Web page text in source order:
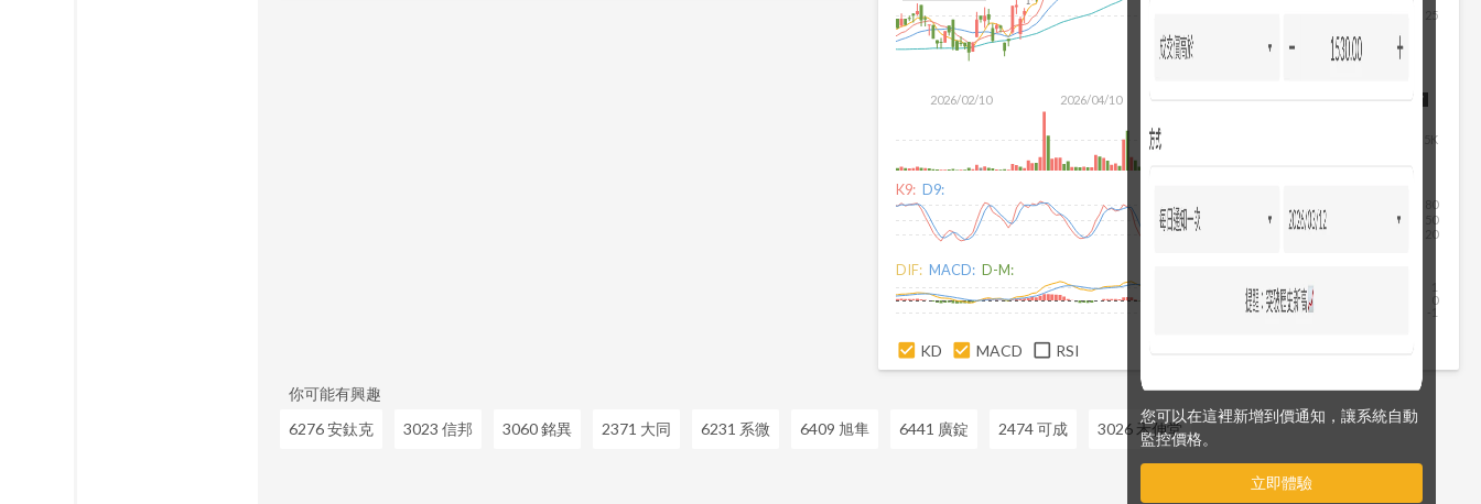
您可以在這裡新增到價通知，讓系統自動
監控價格。
立即體驗
2026/02/10 2026/04/10
25
2026/08/07
5K
K9: D9:
20
50
80
DIF: MACD: D-M:
0
KD MACD RSI
你可能有興趣
6276 安鈦克
3023 信邦 3060 銘異 2371 大同 6231 系微 6409 旭隼 6441 廣錠 2474 可成 3026 禾伸堂